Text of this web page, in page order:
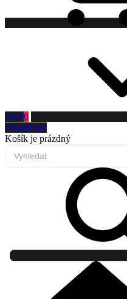
0 Kč0
Dropdown
Košík je prázdný